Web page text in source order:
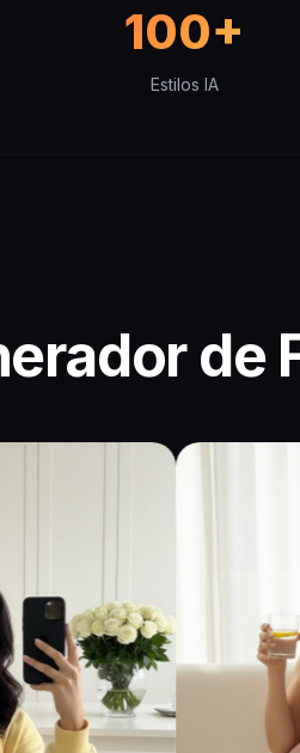
100+
Estilos IA
de